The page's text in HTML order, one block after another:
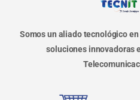
Somos un aliado tecnológico
soluciones innovadoras